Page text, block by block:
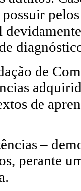
de
de
–
perante